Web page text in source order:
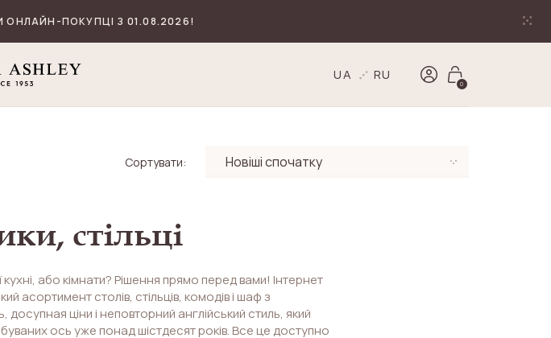
ОНЛАЙН-ПОКУПЦІ З 01.08.2026!
UA RU
0
Сортувати:
стільці
або кімнати? Рішення прямо перед вами! Інтернет
асортимент столів, стільців, комодів і шаф з
ціни і неповторний англійський стиль, який
ось уже понад шістдесят років. Все це доступно